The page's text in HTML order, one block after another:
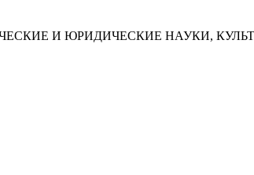
И ЮРИДИЧЕСКИЕ НАУКИ,